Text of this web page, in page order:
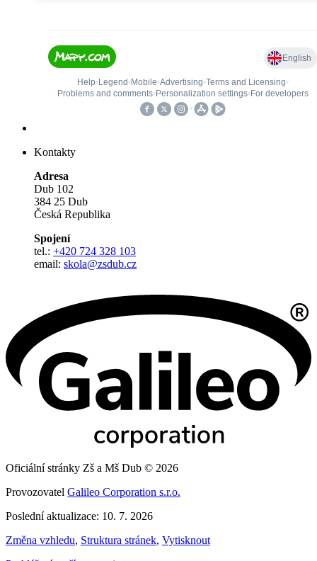
Kontakty
Adresa
Dub 102
384 25 Dub
Česká Republika
Spojení
tel.: +420 724 328 103
email: skola@zsdub.cz
Oficiální stránky Zš a Mš Dub © 2026
Provozovatel Galileo Corporation s.r.o.
Poslední aktualizace: 10. 7. 2026
Změna vzhledu, Struktura stránek, Vytisknout